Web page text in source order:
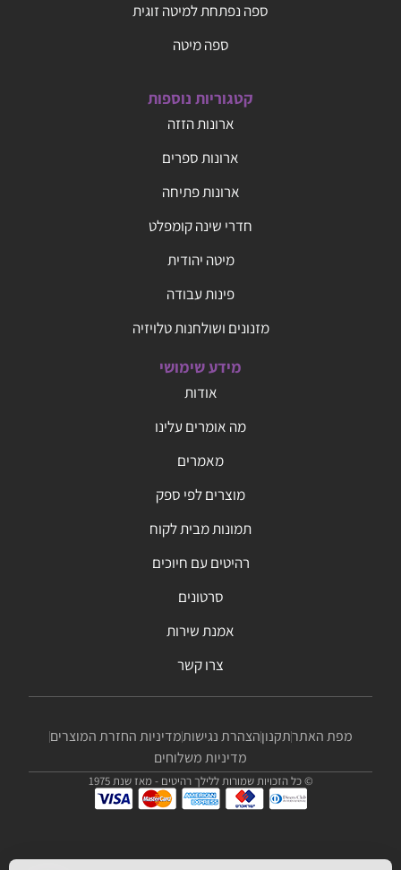
ספה נפתחת למיטה זוגית
ספה מיטה
קטגוריות נוספות
ארונות הזזה
ארונות ספרים
ארונות פתיחה
חדרי שינה קומפלט
מיטה יהודית
פינות עבודה
מזנונים ושולחנות טלויזיה
מידע שימושי
אודות
מה אומרים עלינו
מאמרים
מוצרים לפי ספק
תמונות מבית לקוח
רהיטים עם חיוכים
סרטונים
אמנת שירות
צרו קשר
מפת האתרתקנוןהצהרת נגישותמדיניות החזרת המוצרים
מדיניות משלוחים
© כל הזכויות שמורות ללילך רהיטים - מאז שנת 1975